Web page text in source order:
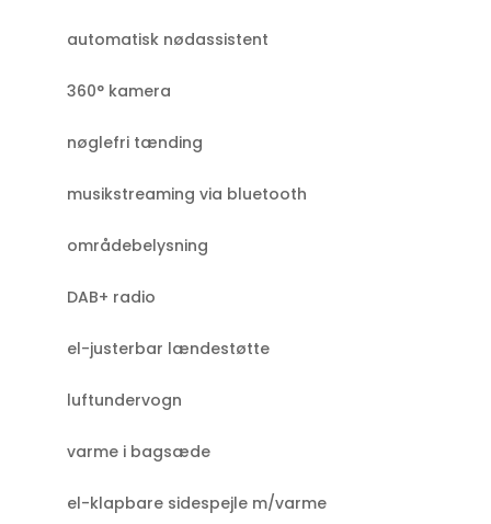
automatisk nødassistent
360° kamera
nøglefri tænding
musikstreaming via bluetooth
områdebelysning
DAB+ radio
el-justerbar lændestøtte
luftundervogn
varme i bagsæde
el-klapbare sidespejle m/varme